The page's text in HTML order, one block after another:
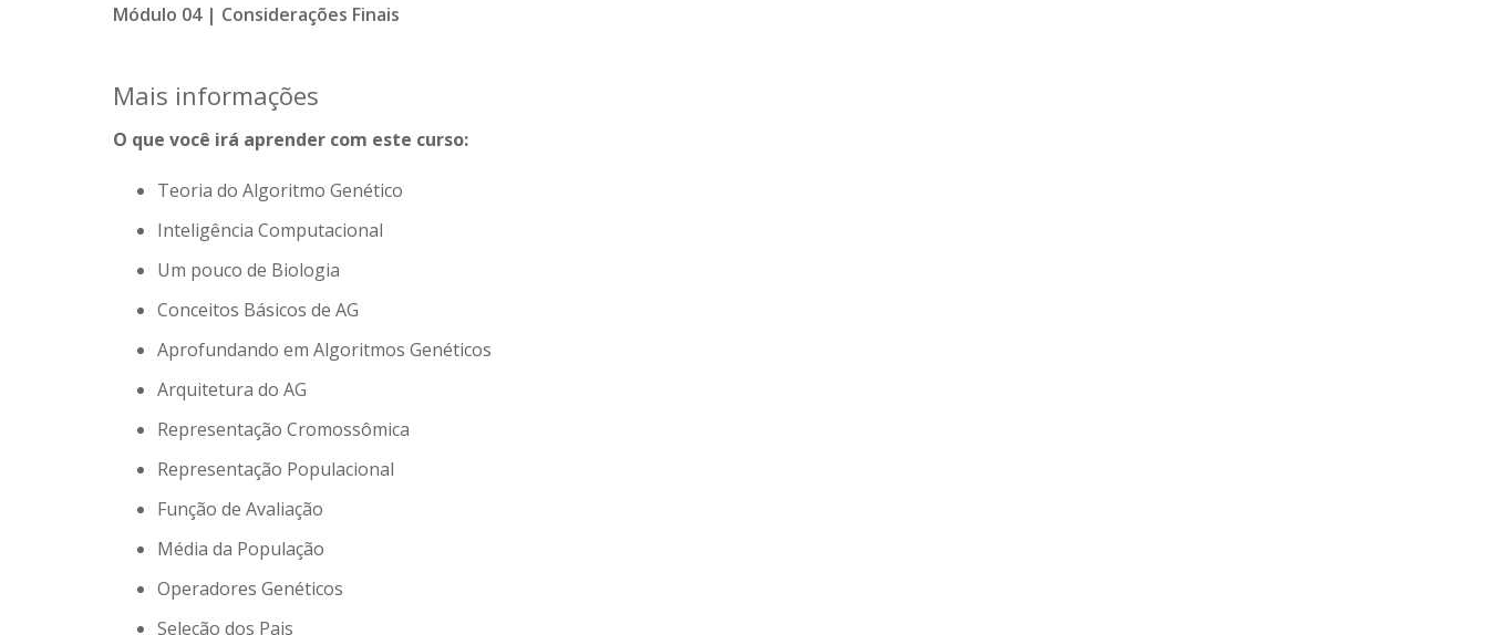
Módulo 04 | Considerações Finais
Mais informações
O que você irá aprender com este curso:
Teoria do Algoritmo Genético
Inteligência Computacional
Um pouco de Biologia
Conceitos Básicos de AG
Aprofundando em Algoritmos Genéticos
Arquitetura do AG
Representação Cromossômica
Representação Populacional
Função de Avaliação
Média da População
Operadores Genéticos
Seleção dos Pais